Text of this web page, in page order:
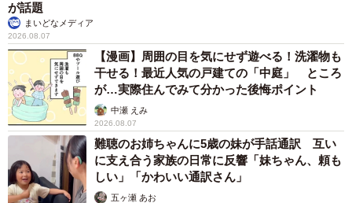
4/5
草むしりを自ら集め出してくれた息子さんに、ママは「こーゆーとこ
よ！ こーゆーとこが父ちゃんをよく見てるのよ♡」（提供：
@ginmugi0205さん）
が話題
まいどなメディア
2026.08.07
【漫画】周囲の目を気にせず遊べる！洗濯物も
干せる！最近人気の戸建ての「中庭」 ところ
が…実際住んでみて分かった後悔ポイント
中瀬 えみ
2026.08.07
難聴のお姉ちゃんに5歳の妹が手話通訳 互い
に支え合う家族の日常に反響「妹ちゃん、頼も
しい」「かわいい通訳さん」
五ヶ瀬 あお